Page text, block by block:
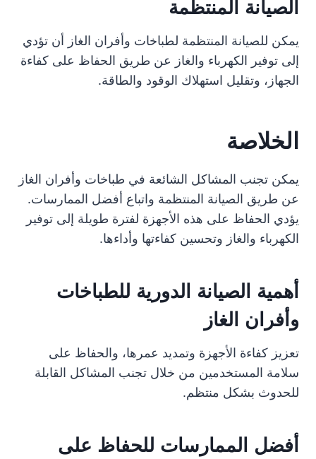
الصيانة المنتظمة
يمكن للصيانة المنتظمة لطباخات وأفران الغاز أن تؤدي
إلى توفير الكهرباء والغاز عن طريق الحفاظ على كفاءة
الجهاز، وتقليل استهلاك الوقود والطاقة.
الخلاصة
يمكن تجنب المشاكل الشائعة في طباخات وأفران الغاز
عن طريق الصيانة المنتظمة واتباع أفضل الممارسات.
يؤدي الحفاظ على هذه الأجهزة لفترة طويلة إلى توفير
الكهرباء والغاز وتحسين كفاءتها وأداءها.
أهمية الصيانة الدورية للطباخات
وأفران الغاز
تعزيز كفاءة الأجهزة وتمديد عمرها، والحفاظ على
سلامة المستخدمين من خلال تجنب المشاكل القابلة
للحدوث بشكل منتظم.
أفضل الممارسات للحفاظ على